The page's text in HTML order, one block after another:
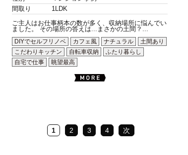
間取り
1LDK
ご主人はお仕事柄本の数が多く、収納場所に悩んでい
ました。 その場所の答えは...まさかの土間？...
DIYでセルフリノベ
カフェ風 ナチュラル
土間あり
こだわりキッチン
自転車収納
ふたり暮らし
自宅で仕事
眺望最高
1 2 3 4 次